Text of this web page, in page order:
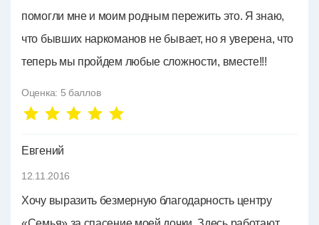
помогли мне и моим родным пережить это. Я знаю,
что бывших наркоманов не бывает, но я уверена, что
теперь мы пройдем любые сложности, вместе!!!
Оценка: 5 баллов
Евгений
12.11.2016
Хочу выразить безмерную благодарность центру